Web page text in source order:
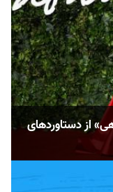
از دستاوردهای